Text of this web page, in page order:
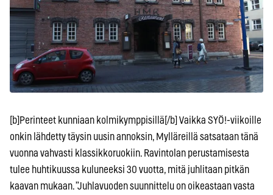
[b]Perinteet kunniaan kolmikymppisillä[/b] Vaikka SYÖ!-viikoille
onkin lähdetty täysin uusin annoksin, Mylläreillä satsataan tänä
vuonna vahvasti klassikkoruokiin. Ravintolan perustamisesta
tulee huhtikuussa kuluneeksi 30 vuotta, mitä juhlitaan pitkän
kaavan mukaan. ”Juhlavuoden suunnittelu on oikeastaan vasta